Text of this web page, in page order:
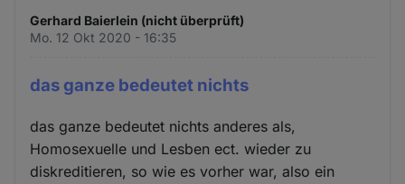
Gerhard Baierlein (nicht überprüft)
Mo. 12 Okt 2020 - 16:35
das ganze bedeutet nichts
das ganze bedeutet nichts anderes als,
Homosexuelle und Lesben ect. wieder zu
diskreditieren, so wie es vorher war, also ein